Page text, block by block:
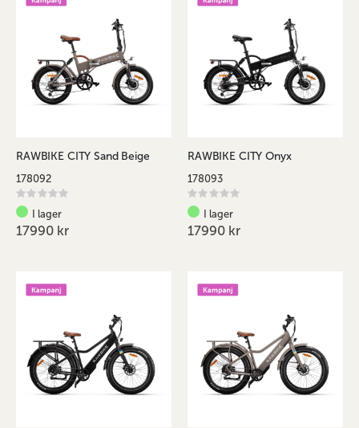
RAWBIKE CITY Sand Beige
178092
Rating:
0%
I lager
17990 kr
RAWBIKE CITY Onyx
178093
Rating:
0%
I lager
17990 kr